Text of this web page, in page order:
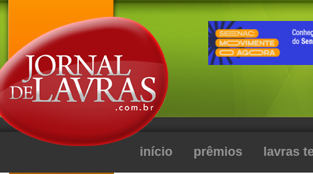
início prêmios lavras